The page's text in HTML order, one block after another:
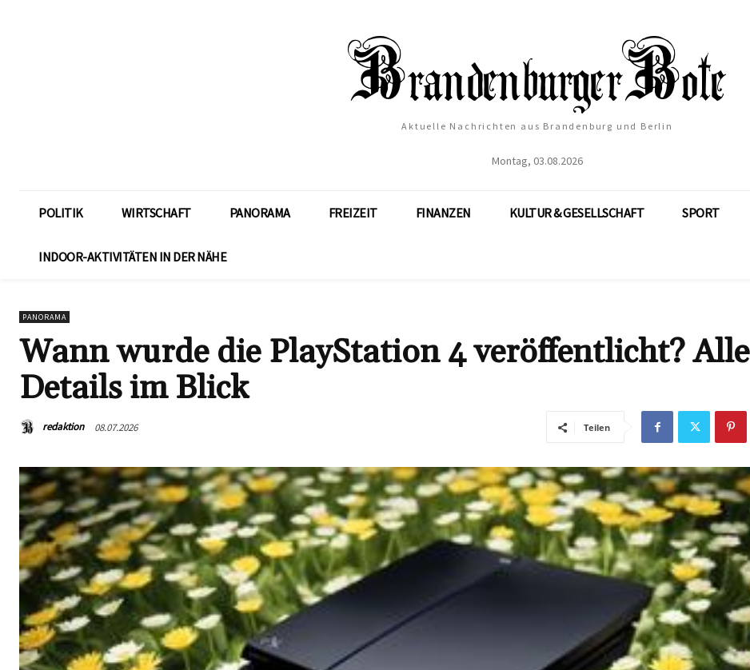
Aktuelle Nachrichten aus Brandenburg und Berlin
Montag, 03.08.2026
POLITIK WIRTSCHAFT PANORAMA FREIZEIT FINANZEN KULTUR & GESELLSCHAFT SPORT
INDOOR-AKTIVITÄTEN IN DER NÄHE
PANORAMA
Wann wurde die PlayStation 4 veröffentlicht? Alle
Details im Blick
redaktion 08.07.2026 Teilen